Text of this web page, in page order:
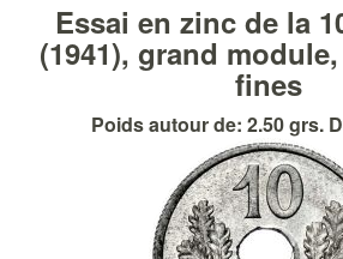
Essai en zinc de la
(1941), grand
fines
Poids autour de: 2.50 grs.